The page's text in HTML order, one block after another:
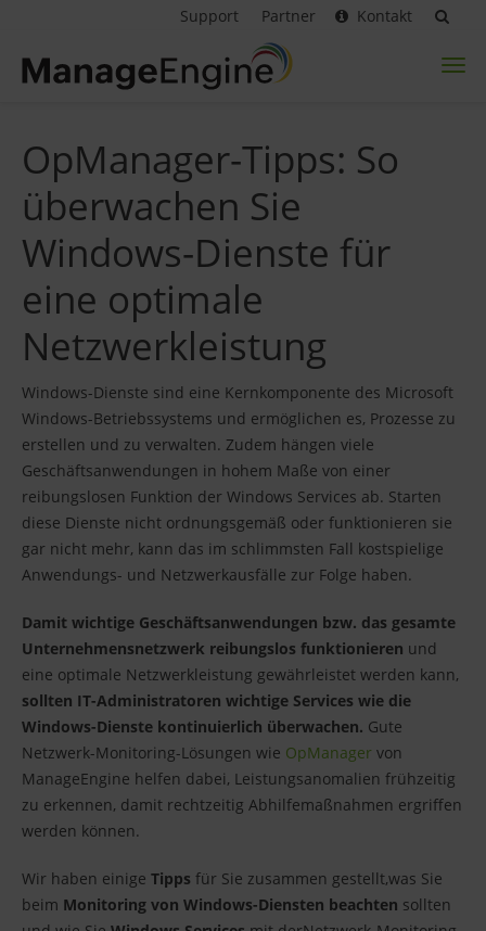
Support Partner Kontakt
OpManager-Tipps: So
überwachen Sie
Windows-Dienste für
eine optimale
Netzwerkleistung
Windows-Dienste sind eine Kernkomponente des Microsoft
Windows-Betriebssystems und ermöglichen es, Prozesse zu
erstellen und zu verwalten. Zudem hängen viele
Geschäftsanwendungen in hohem Maße von einer
reibungslosen Funktion der Windows Services ab. Starten
diese Dienste nicht ordnungsgemäß oder funktionieren sie
gar nicht mehr, kann das im schlimmsten Fall kostspielige
Anwendungs- und Netzwerkausfälle zur Folge haben.
Damit wichtige Geschäftsanwendungen bzw. das gesamte
Unternehmensnetzwerk reibungslos funktionieren und
eine optimale Netzwerkleistung gewährleistet werden kann,
sollten IT-Administratoren wichtige Services wie die
Windows-Dienste kontinuierlich überwachen. Gute
Netzwerk-Monitoring-Lösungen wie OpManager von
ManageEngine helfen dabei, Leistungsanomalien frühzeitig
zu erkennen, damit rechtzeitig Abhilfemaßnahmen ergriffen
werden können.
Wir haben einige Tipps für Sie zusammen gestellt,was Sie
beim Monitoring von Windows-Diensten beachten sollten